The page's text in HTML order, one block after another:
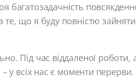
багатозадачність
що я буду повністю
Під час віддаленої роботи,
– у всіх нас є моменти перерви.